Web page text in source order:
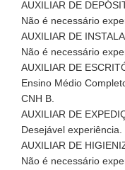
AUXILIAR DE
Não é necessário
AUXILIAR DE
Não é necessário
AUXILIAR DE
Ensino Médio
CNH B.
AUXILIAR DE
Desejável experiência.
AUXILIAR DE
Não é necessário